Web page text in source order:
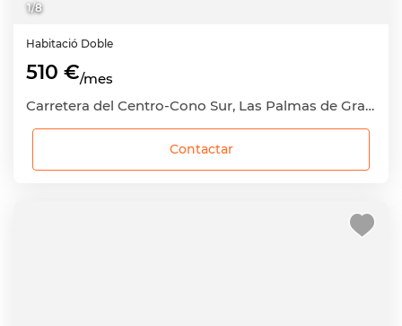
1/8
Habitació Doble
510 €/mes
Carretera del Centro-Cono Sur, Las Palmas de Gran Canaria, Las Palmas
Contactar